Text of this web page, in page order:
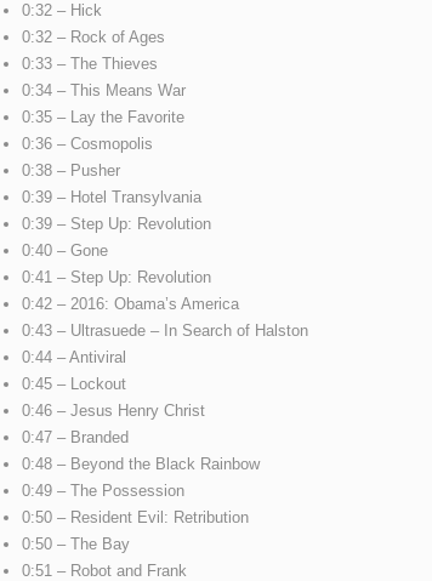
0:32 – Hick
0:32 – Rock of Ages
0:33 – The Thieves
0:34 – This Means War
0:35 – Lay the Favorite
0:36 – Cosmopolis
0:38 – Pusher
0:39 – Hotel Transylvania
0:39 – Step Up: Revolution
0:40 – Gone
0:41 – Step Up: Revolution
0:42 – 2016: Obama’s America
0:43 – Ultrasuede – In Search of Halston
0:44 – Antiviral
0:45 – Lockout
0:46 – Jesus Henry Christ
0:47 – Branded
0:48 – Beyond the Black Rainbow
0:49 – The Possession
0:50 – Resident Evil: Retribution
0:50 – The Bay
0:51 – Robot and Frank